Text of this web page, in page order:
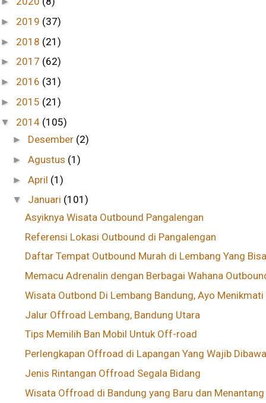
► 2019 (37)
► 2018 (21)
► 2017 (62)
► 2016 (31)
► 2015 (21)
▼ 2014 (105)
► Desember (2)
►Agustus (1)
►April (1)
▼ Januari (101)
Asyiknya Wisata Outbound Pangalengan
Referensi Lokasi Outbound di Pangalengan
Daftar Tempat Outbound Murah di Lembang Yang
Memacu Adrenalin dengan Berbagai Wahana
Wisata Outbond Di Lembang Bandung, Ayo Menikmati
Jalur Offroad Lembang, Bandung Utara
Tips Memilih Ban Mobil Untuk Off-road
Perlengkapan Offroad di Lapangan Yang Wajib Dibawa
Jenis Rintangan Offroad Segala Bidang
Wisata Offroad di Bandung yang Baru dan Menantang